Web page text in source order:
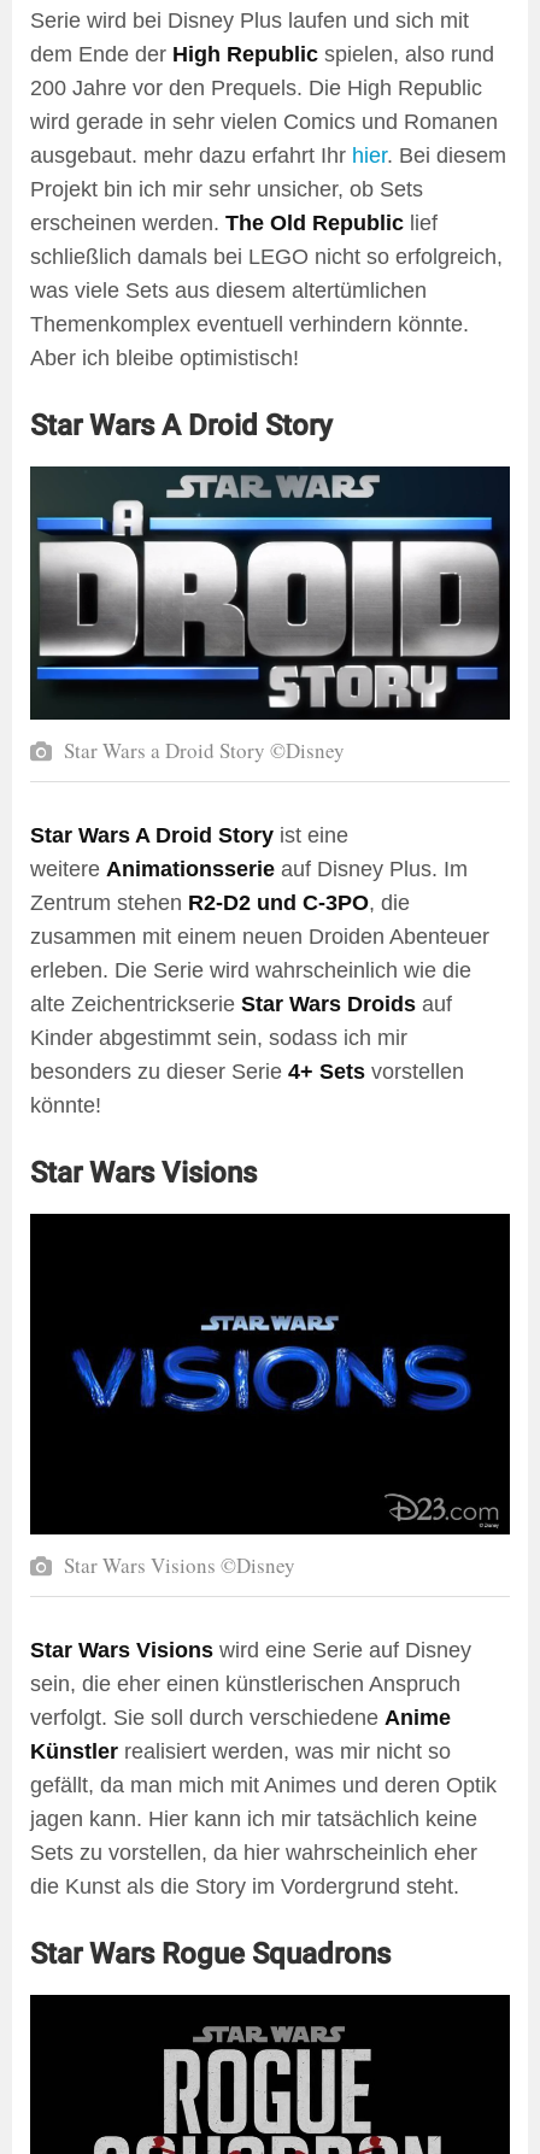
Serie wird bei Disney Plus laufen und sich mit
dem Ende der High Republic spielen, also rund
200 Jahre vor den Prequels. Die High Republic
wird gerade in sehr vielen Comics und Romanen
ausgebaut. mehr dazu erfahrt Ihr hier. Bei diesem
Projekt bin ich mir sehr unsicher, ob Sets
erscheinen werden. The Old Republic lief
schließlich damals bei LEGO nicht so erfolgreich,
was viele Sets aus diesem altertümlichen
Themenkomplex eventuell verhindern könnte.
Aber ich bleibe optimistisch!
Star Wars A Droid Story
Star Wars a Droid Story ©Disney
Star Wars A Droid Story ist eine
weitere Animationsserie auf Disney Plus. Im
Zentrum stehen R2-D2 und C-3PO, die
zusammen mit einem neuen Droiden Abenteuer
erleben. Die Serie wird wahrscheinlich wie die
alte Zeichentrickserie Star Wars Droids auf
Kinder abgestimmt sein, sodass ich mir
besonders zu dieser Serie 4+ Sets vorstellen
könnte!
Star Wars Visions
Star Wars Visions ©Disney
Star Wars Visions wird eine Serie auf Disney
sein, die eher einen künstlerischen Anspruch
verfolgt. Sie soll durch verschiedene Anime
Künstler realisiert werden, was mir nicht so
gefällt, da man mich mit Animes und deren Optik
jagen kann. Hier kann ich mir tatsächlich keine
Sets zu vorstellen, da hier wahrscheinlich eher
die Kunst als die Story im Vordergrund steht.
Star Wars Rogue Squadrons